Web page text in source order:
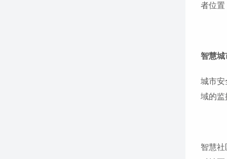
者位置
智慧城
城市
域的监
智慧